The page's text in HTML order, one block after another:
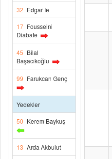
32 Edgar Ie
17 Fousseini
Diabate
45 Bilal
Başacıkoğlu
99 Farukcan Genç
Yedekler
50 Kerem Baykuş
13 Arda Akbulut